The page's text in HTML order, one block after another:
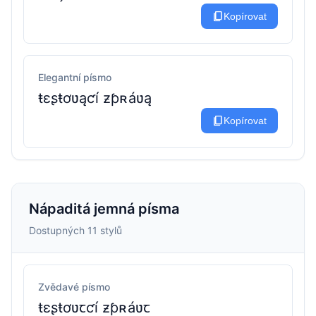
content_copyKopírovat
Elegantní písmo
ŧɛʂŧơʋąƈí ƶƥʀáʋą
content_copyKopírovat
Nápaditá jemná písma
Dostupných 11 stylů
Zvědavé písmo
ŧɛʂŧơʋꞇƈí ƶƥʀáʋꞇ